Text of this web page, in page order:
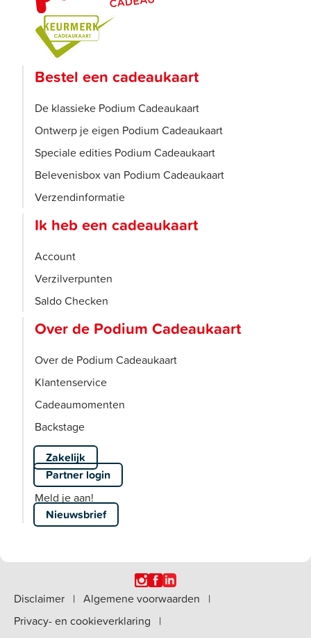
Bestel een cadeaukaart
De klassieke Podium Cadeaukaart
Ontwerp je eigen Podium Cadeaukaart
Speciale edities Podium Cadeaukaart
Belevenisbox van Podium Cadeaukaart
Verzendinformatie
Ik heb een cadeaukaart
Account
Verzilverpunten
Saldo Checken
Over de Podium Cadeaukaart
Over de Podium Cadeaukaart
Klantenservice
Cadeaumomenten
Backstage
Zakelijk
Partner login
Meld je aan!
Nieuwsbrief
Disclaimer | Algemene voorwaarden
|
Privacy- en cookieverklaring
|